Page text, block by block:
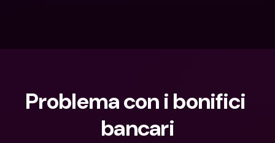
Problema con i bonifici
bancari